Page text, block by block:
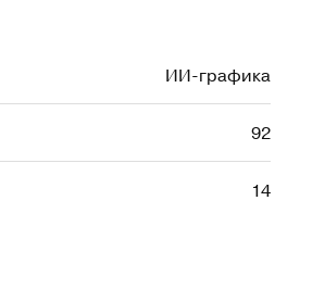
ИИ-графика
92
14